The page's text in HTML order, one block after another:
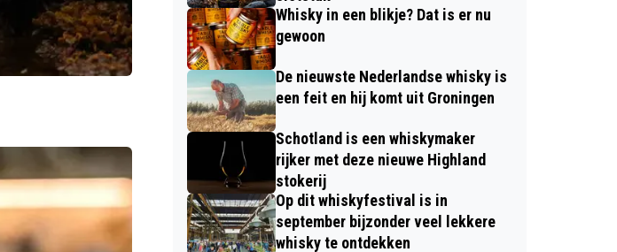
Whisky in een blikje? Dat is er nu
gewoon
De nieuwste Nederlandse whisky is
een feit en hij komt uit Groningen
Schotland is een whiskymaker
rijker met deze nieuwe Highland
stokerij
Op dit whiskyfestival is in
september bijzonder veel lekkere
whisky te ontdekken